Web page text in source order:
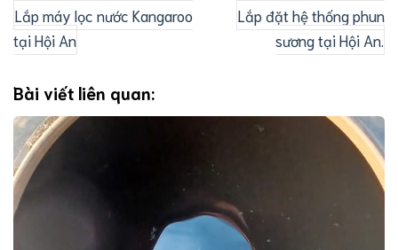
Lắp máy lọc nước Kangaroo
tại Hội An
Lắp đặt hệ thống phun
sương tại Hội An.
Bài viết liên quan: